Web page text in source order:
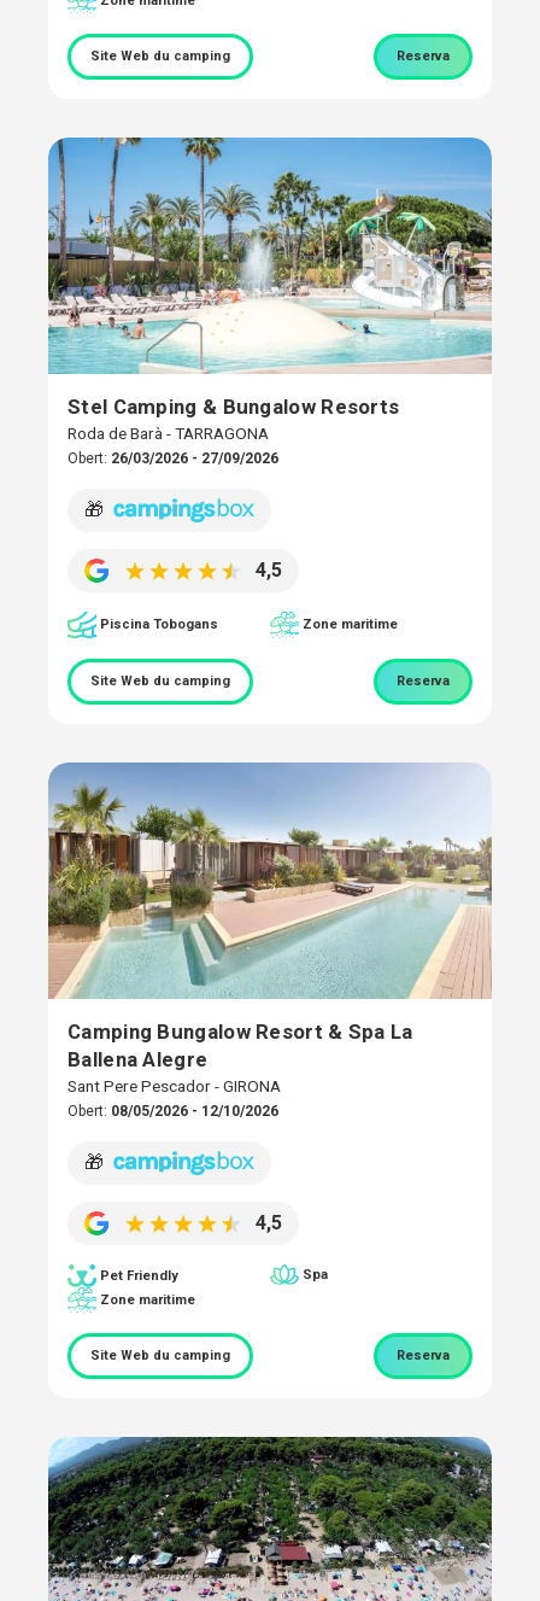
Site Web du camping Reserva
Stel Camping & Bungalow Resorts
Roda de Barà - TARRAGONA
Obert: 26/03/2026 - 27/09/2026
🎁
4,5
Piscina Tobogans Zone maritime
Site Web du camping Reserva
Camping Bungalow Resort & Spa La
Ballena Alegre
Sant Pere Pescador - GIRONA
Obert: 08/05/2026 - 12/10/2026
🎁
4,5
Pet Friendly
Spa
Zone maritime
Site Web du camping Reserva